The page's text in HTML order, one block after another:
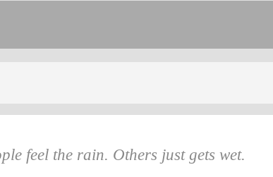
feel the rain. Others just gets wet.